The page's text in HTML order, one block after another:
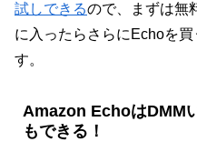
試しできるので、まずは無
に入ったらさらにEchoを
す。
Amazon EchoはDMM
もできる！